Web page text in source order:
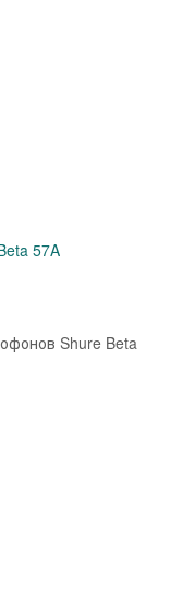
57A